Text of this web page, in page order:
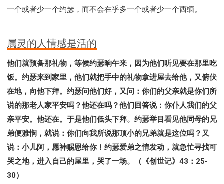
一个或者少一个约瑟，而不会在乎多一个或者少一个西缅。
属灵的人情感是活的
他们就预备那礼物，等候约瑟晌午来，因为他们听见要在那里吃
饭。约瑟来到家里，他们就把手中的礼物拿进屋去给他，又俯伏
在地，向他下拜。约瑟问他们好，又问：你们的父亲就是你们所
说的那老人家平安吗？他还在吗？他们回答说：你仆人我们的父
亲平安。他还在。于是他们低头下拜。约瑟举目看见他同母的兄
弟便雅悯，就说：你们向我所说那顶小的兄弟就是这位吗？又
说：小儿阿，愿神赐恩给你！约瑟爱弟之情发动，就急忙寻找可
哭之地，进入自己的屋里，哭了一场。（《创世记》43：25-
30）